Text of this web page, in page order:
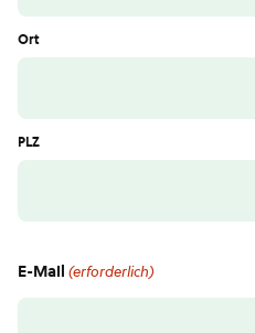
Ort
PLZ
E-Mail (erforderlich)